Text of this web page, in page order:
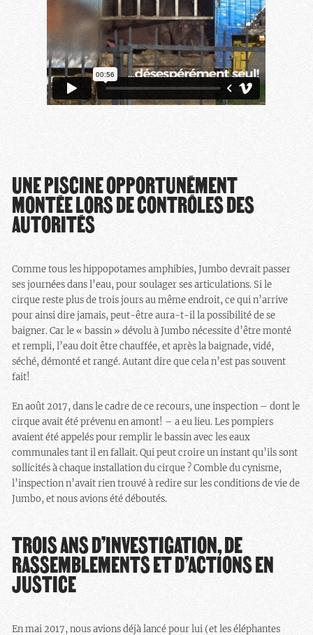
UNE PISCINE OPPORTUNÉMENT
MONTÉE LORS DE CONTRÔLES DES
AUTORITÉS
Comme tous les hippopotames amphibies, Jumbo devrait passer
ses journées dans l’eau, pour soulager ses articulations. Si le
cirque reste plus de trois jours au même endroit, ce qui n’arrive
pour ainsi dire jamais, peut-être aura-t-il la possibilité de se
baigner. Car le « bassin » dévolu à Jumbo nécessite d’être monté
et rempli, l’eau doit être chauffée, et après la baignade, vidé,
séché, démonté et rangé. Autant dire que cela n’est pas souvent
fait!
En août 2017, dans le cadre de ce recours, une inspection – dont le
cirque avait été prévenu en amont! – a eu lieu. Les pompiers
avaient été appelés pour remplir le bassin avec les eaux
communales tant il en fallait. Qui peut croire un instant qu’ils sont
sollicités à chaque installation du cirque ? Comble du cynisme,
l’inspection n’avait rien trouvé à redire sur les conditions de vie de
Jumbo, et nous avions été déboutés.
TROIS ANS D’INVESTIGATION, DE
RASSEMBLEMENTS ET D’ACTIONS EN
JUSTICE
En mai 2017, nous avions déjà lancé pour lui (et les éléphantes